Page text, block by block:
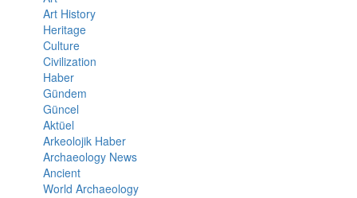
Art History
Heritage
Culture
Civilization
Haber
Gündem
Güncel
Aktüel
Arkeolojik Haber
Archaeology News
Ancient
World Archaeology